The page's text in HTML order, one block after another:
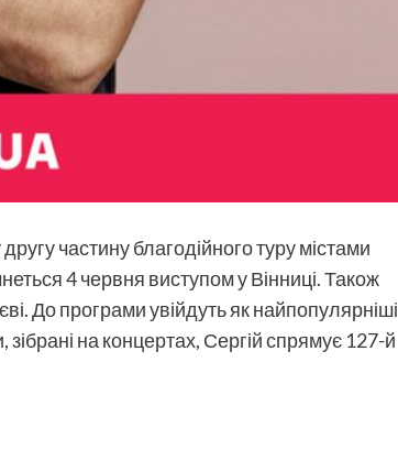
частину благодійного туру містами
4 червня виступом у Вінниці. Також
До програми увійдуть як найпопулярніші
зібрані на концертах, Сергій спрямує 127-й